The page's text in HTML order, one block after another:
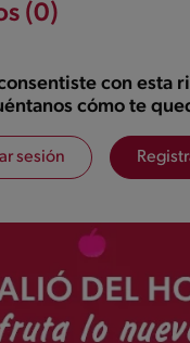
(0)
con esta
cómo te
sesión